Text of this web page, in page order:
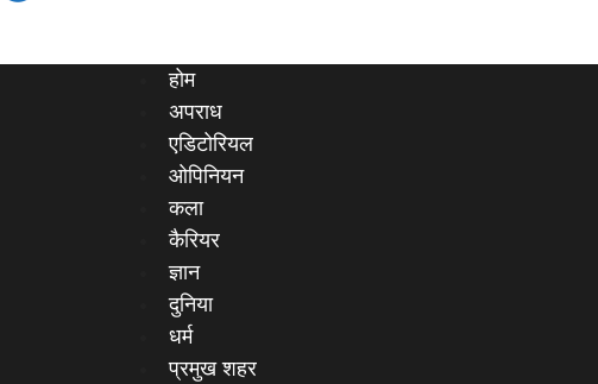
होम
अपराध
एडिटोरियल
ओपिनियन
कला
कैरियर
ज्ञान
दुनिया
धर्म
प्रमुख शहर